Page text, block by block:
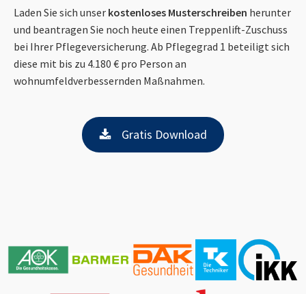
Laden Sie sich unser kostenloses Musterschreiben herunter
und beantragen Sie noch heute einen Treppenlift-Zuschuss
bei Ihrer Pflegeversicherung. Ab Pflegegrad 1 beteiligt sich
diese mit bis zu 4.180 € pro Person an
wohnumfeldverbessernden Maßnahmen.
Gratis Download